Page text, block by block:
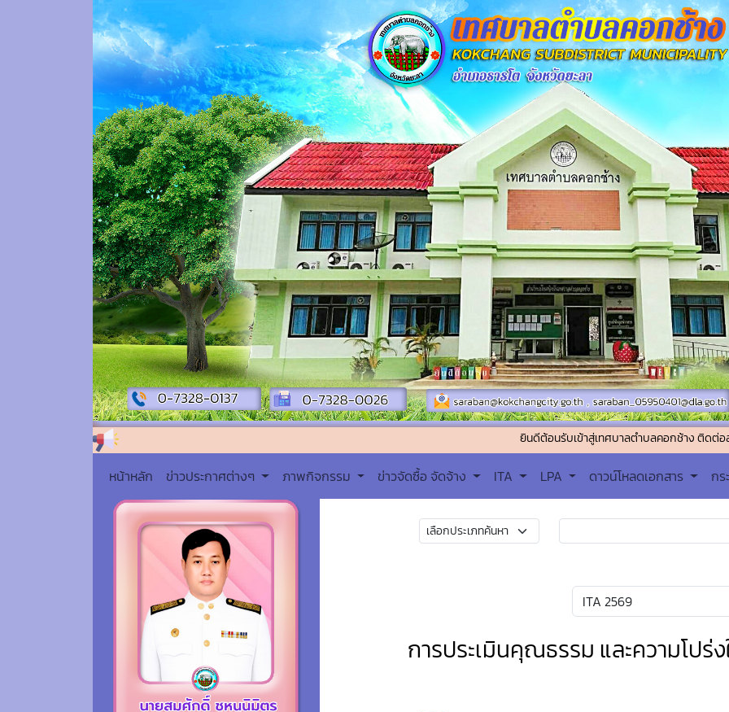
ยินดีต้อนรับเข้าสู่เทศบาลตำบลคอกช้าง ติดต่อสอบถาม : โท
หน้าหลัก ข่าวประกาศต่างๆ ภาพกิจกรรม ข่าวจัดซื้อ จัดจ้าง ITA LPA ดาวน์โหลดเอกสาร กร
การประเมินคุณธรรม และความโปร่